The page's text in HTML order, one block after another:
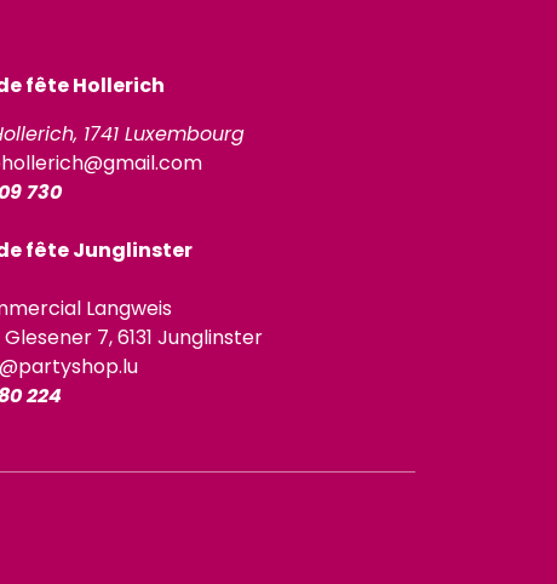
fête Hollerich
1741 Luxembourg
730
fête Junglinster
Langweis
7, 6131 Junglinster
224